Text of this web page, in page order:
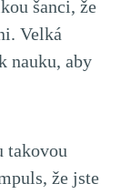
šanci, že
Velká
nauku, aby
takovou
že jste